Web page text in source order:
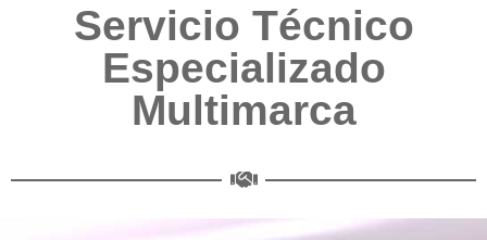
Servicio Técnico
Especializado
Multimarca